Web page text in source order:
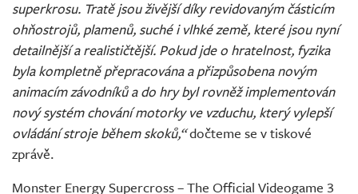
superkrosu. Tratě jsou živější díky revidovaným částicím
ohňostrojů, plamenů, suché i vlhké země, které jsou nyní
detailnější a realističtější. Pokud jde o hratelnost, fyzika
byla kompletně přepracována a přizpůsobena novým
animacím závodníků a do hry byl rovněž implementován
nový systém chování motorky ve vzduchu, který vylepší
ovládání stroje během skoků,“dočteme se v tiskové
zprávě.
Monster Energy Supercross – The Official Videogame 3